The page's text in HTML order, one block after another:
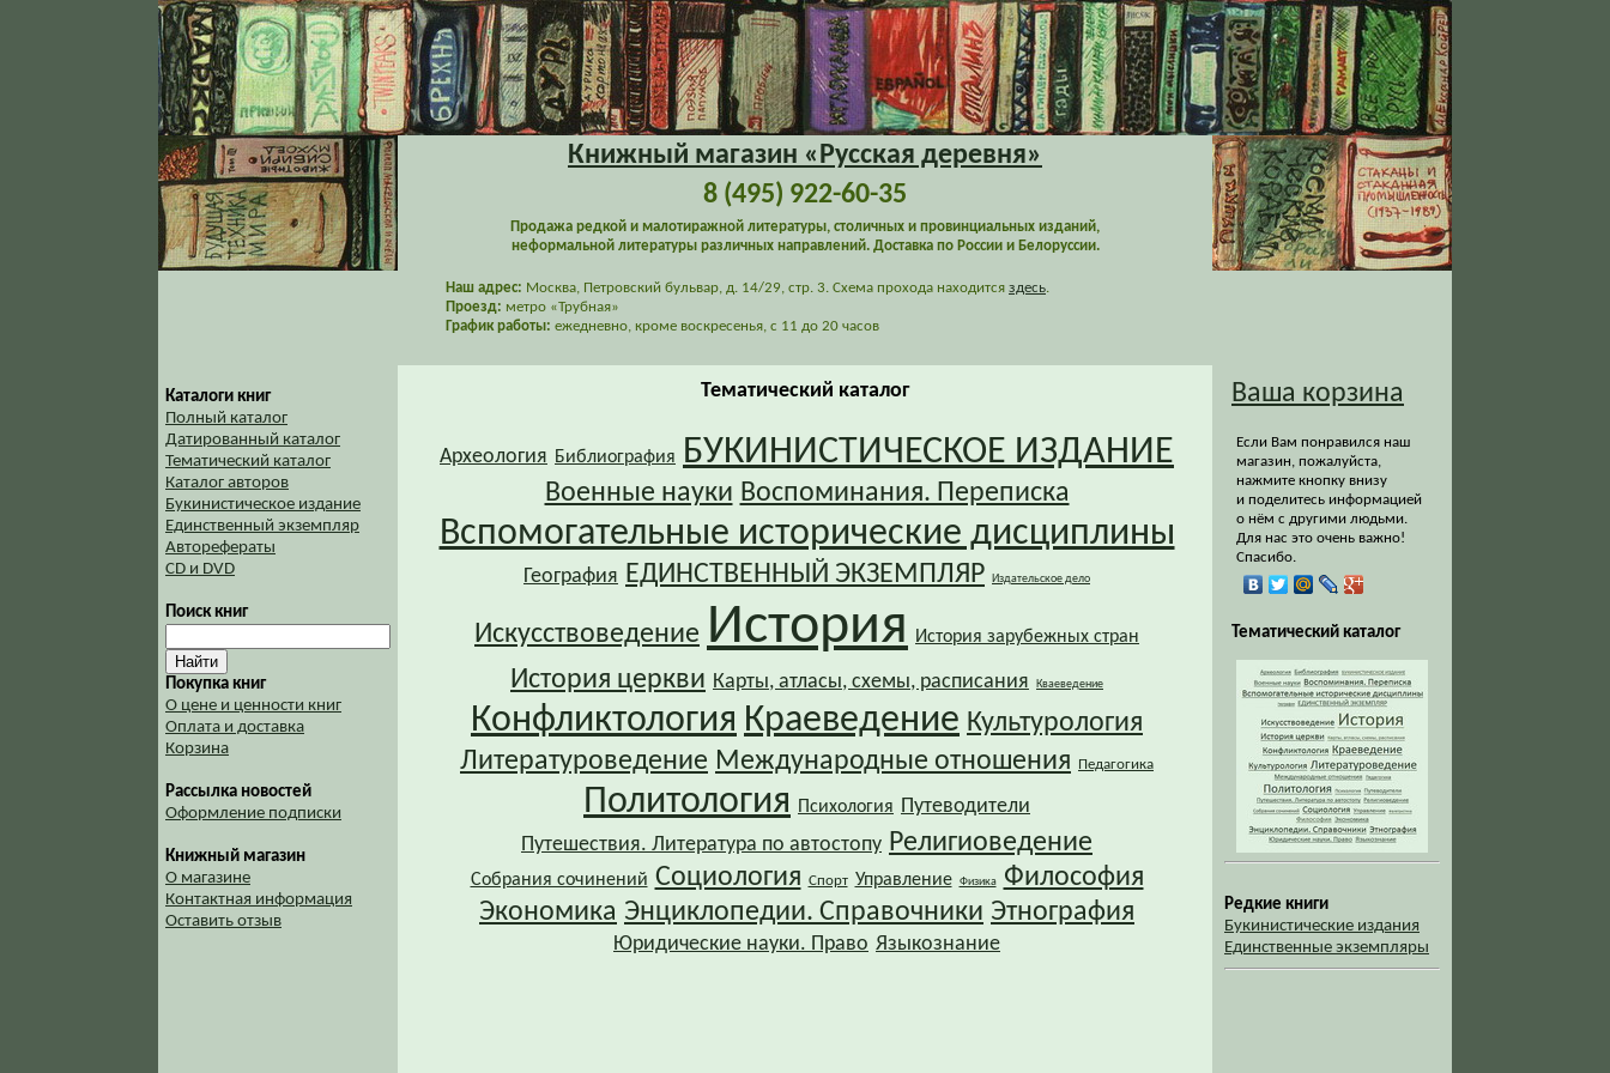
Книжный магазин «Русская деревня»
8 (495) 922-60-35
Продажа редкой и малотиражной литературы, столичных и провинциальных изданий,
неформальной литературы различных направлений. Доставка по России и Белоруссии.
Наш адрес: Москва, Петровский бульвар, д. 14/29, стр. 3. Схема прохода находится здесь.
Проезд: метро «Трубная»
График работы: ежедневно, кроме воскресенья, с 11 до 20 часов
Каталоги книг
Полный каталог
Датированный каталог
Тематический каталог
Каталог авторов
Букинистическое издание
Единственный экземпляр
Авторефераты
CD и DVD
Поиск книг
Покупка книг
О цене и ценности книг
Оплата и доставка
Корзина
Рассылка новостей
Оформление подписки
Книжный магазин
О магазине
Контактная информация
Оставить отзыв
Тематический каталог
Археология Библиография БУКИНИСТИЧЕСКОЕ ИЗДАНИЕ
Военные науки Воспоминания. Переписка
Вспомогательные исторические дисциплины
География ЕДИНСТВЕННЫЙ ЭКЗЕМПЛЯР Издательское дело
Искусствоведение История История зарубежных стран
История церкви Карты, атласы, схемы, расписания Кваеведение
Конфликтология Краеведение Культурология
Литературоведение Международные отношения Педагогика
Политология Психология Путеводители
Путешествия. Литература по автостопу Религиоведение
Собрания сочинений Социология Спорт Управление Физика
Философия
Экономика Энциклопедии. Справочники Этнография
Юридические науки. Право Языкознание
Ваша корзина
Если Вам понравился наш
магазин, пожалуйста,
нажмите кнопку внизу
и поделитесь информацией
о нём с другими людьми.
Для нас это очень важно!
Спасибо.
Тематический каталог
Редкие книги
Букинистические издания
Единственные экземпляры